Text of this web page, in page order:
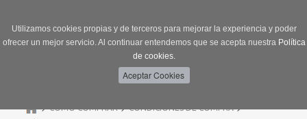
Utilizamos cookies propias y de terceros para mejorar la experiencia y poder
ofrecer un mejor servicio. Al continuar entendemos que se acepta nuestra Política
de cookies.
>CÓMO COMPRAR>CONDICIONES DE COMPRA>